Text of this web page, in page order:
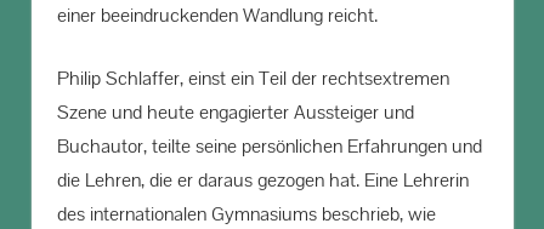
einer beeindruckenden Wandlung reicht.
Philip Schlaffer, einst ein Teil der rechtsextremen
Szene und heute engagierter Aussteiger und
Buchautor, teilte seine persönlichen Erfahrungen und
die Lehren, die er daraus gezogen hat. Eine Lehrerin
des internationalen Gymnasiums beschrieb, wie